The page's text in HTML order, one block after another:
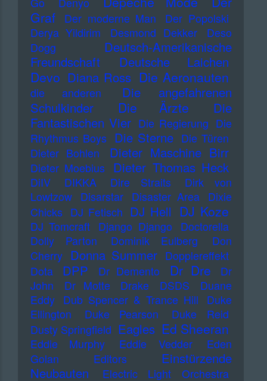
Graf
Der moderne Man
Der Popolski
Derya Yildirim
Desmond Dekker
Deso
Dogg
Deutsch-Amerikanische
Freundschaft
Deutsche Laichen
Devo Diana Ross Die Aeronauten
die anderen
Die angefahrenen
Schulkinder
Die Ärzte
Die
Fantastischen Vier Die Regierung Die
Rhythmus Boys Die Sterne Die Türen
Dieter Bohlen
Dieter Maschine Birr
Dieter Moebius Dieter Thomas Heck
DiIV DIKKA Dire Straits
Dirk von
Lowtzow
Disarstar Disaster Area
Dixie
Chicks DJ Fetisch DJ Hell DJ Koze
DJ Tomcraft Django Django
Doctorella
Dolly Parton
Dominik Eulberg
Don
Cherry Donna Summer Dopplereffekt
Dota
DPP Dr Demento Dr Dre
Dr
John
Dr Motte Drake DSDS
Duane
Eddy
Dub Spencer & Trance Hill
Duke
Ellington
Duke Pearson
Duke Reid
Dusty Springfield Eagles Ed Sheeran
Eddie Murphy Eddie Vedder
Eden
Golan
Editors
Einstürzende
Neubauten
Electric Light Orchestra